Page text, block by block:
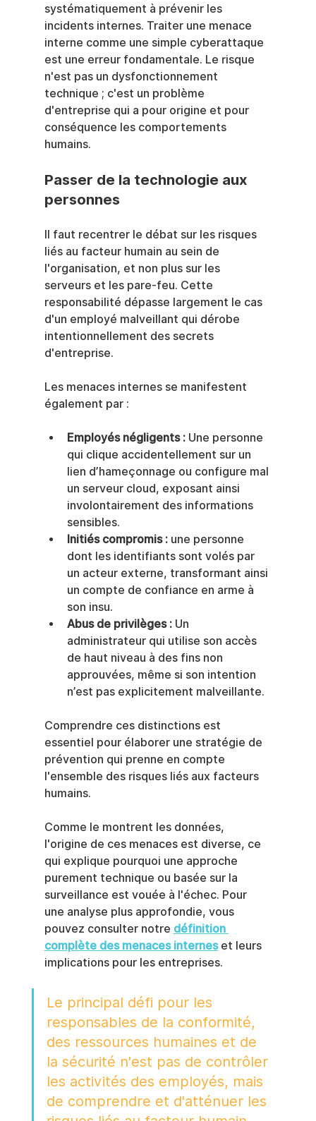
systématiquement à prévenir les
incidents internes. Traiter une menace
interne comme une simple cyberattaque
est une erreur fondamentale. Le risque
n'est pas un dysfonctionnement
technique ; c'est un problème
d'entreprise qui a pour origine et pour
conséquence les comportements
humains.
Passer de la technologie aux
personnes
Il faut recentrer le débat sur les risques
liés au facteur humain au sein de
l'organisation, et non plus sur les
serveurs et les pare-feu. Cette
responsabilité dépasse largement le cas
d'un employé malveillant qui dérobe
intentionnellement des secrets
d'entreprise.
Les menaces internes se manifestent
également par :
Employés négligents : Une personne
qui clique accidentellement sur un
lien d’hameçonnage ou configure mal
un serveur cloud, exposant ainsi
involontairement des informations
sensibles.
Initiés compromis : une personne
dont les identifiants sont volés par
un acteur externe, transformant ainsi
un compte de confiance en arme à
son insu.
Abus de privilèges : Un
administrateur qui utilise son accès
de haut niveau à des fins non
approuvées, même si son intention
n’est pas explicitement malveillante.
Comprendre ces distinctions est
essentiel pour élaborer une stratégie de
prévention qui prenne en compte
l'ensemble des risques liés aux facteurs
humains.
Comme le montrent les données,
l'origine de ces menaces est diverse, ce
qui explique pourquoi une approche
purement technique ou basée sur la
surveillance est vouée à l'échec. Pour
une analyse plus approfondie, vous
pouvez consulter notre définition
complète des menaces internes et leurs
implications pour les entreprises.
Le principal défi pour les
responsables de la conformité,
des ressources humaines et de
la sécurité n'est pas de contrôler
les activités des employés, mais
de comprendre et d'atténuer les